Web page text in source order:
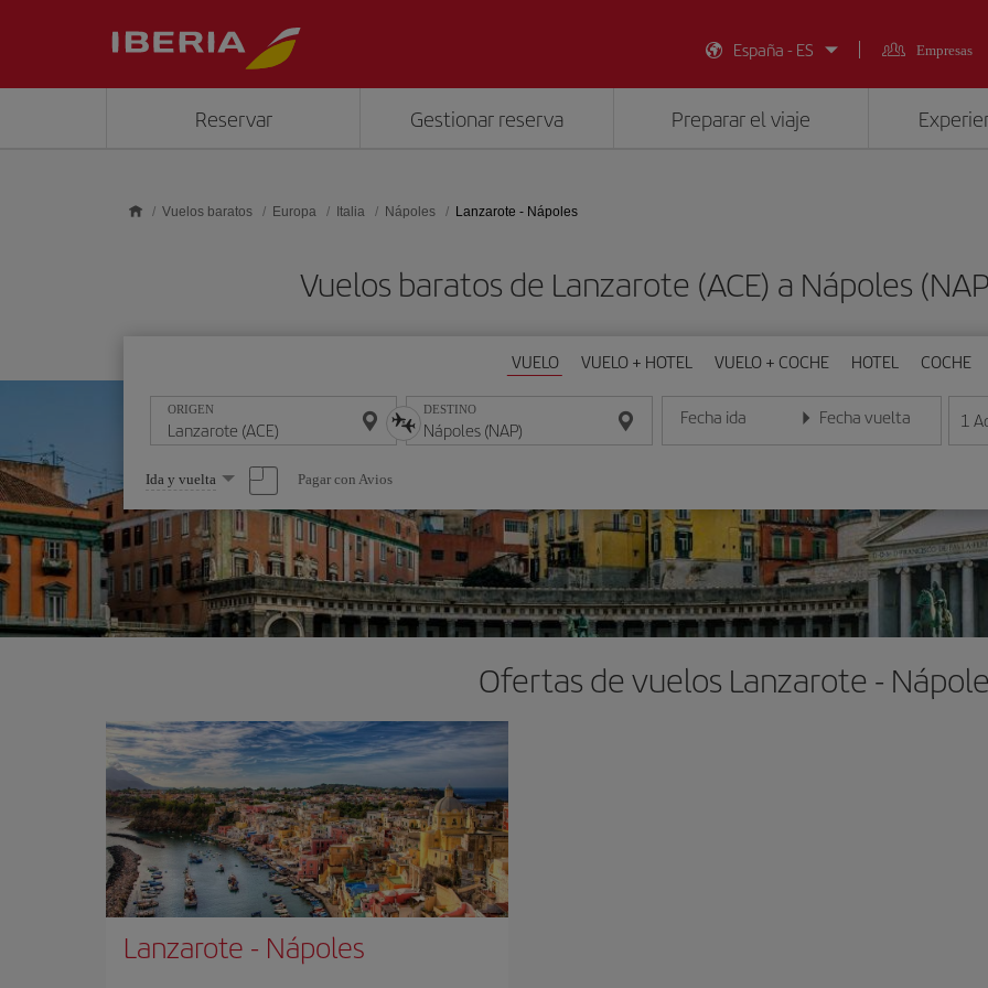
España - ES
Empresas
Reservar Gestionar reserva Preparar el viaje
Vuelos baratos Europa Italia Nápoles Lanzarote - Nápoles
Vuelos baratos de Lanzarote (ACE) a Nápoles
VUELO VUELO + HOTEL VUELO + COCHE HOTEL COCHE
ORIGEN DESTINO Fecha ida
Introduce la fecha en formato día/mes/año
Fecha vuelta
Introduce la fecha en 1
Seleccione
una
opción
Ida y vuelta Pagar con Avios
Ofertas de vuelos Lanzarote -
Lanzarote - Nápoles